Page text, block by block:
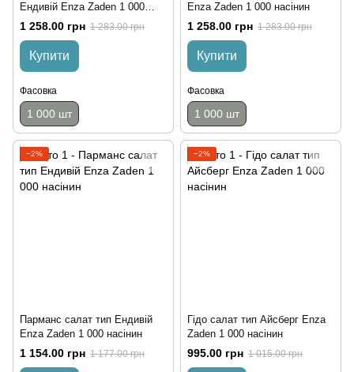
Ендивій Enza Zaden 1 000
насінин
1 258.00 грн 1 283.00 грн
Купити
Фасовка
1 000 шт
Enza Zaden 1 000 насінин
1 258.00 грн 1 283.00 грн
Купити
Фасовка
1 000 шт
−2%
Парманс салат тип Ендивій
Enza Zaden 1 000 насінин
1 154.00 грн 1 177.00 грн
−2%
Гідо салат тип Айсберг Enza
Zaden 1 000 насінин
995.00 грн 1 015.00 грн